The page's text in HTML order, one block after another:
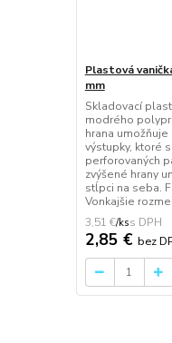
Plastová
mm
Skladovací
modrého
hrana
výstupky, ktoré
perforovaných
zvýšené hrany
stĺpci na seba.
Vonkajšie
3,51 €/ks
2,85 € bez